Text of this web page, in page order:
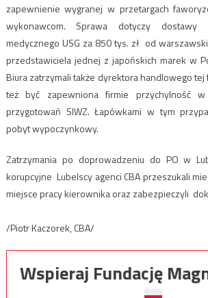
zapewnienie wygranej w przetargach
wykonawcom. Sprawa dotyczy
medycznego USG za 850 tys. zł od
przedstawiciela jednej z japońskich marek w
Biura zatrzymali także dyrektora handlowego tej
też być zapewniona firmie przychylność w
przygotowań SIWZ. Łapówkami w tym
pobyt wypoczynkowy.
Zatrzymania po doprowadzeniu do PO w
korupcyjne Lubelscy agenci CBA przeszukali
miejsce pracy kierownika oraz zabezpieczyli
/Piotr Kaczorek, CBA/
Wspieraj Fundację